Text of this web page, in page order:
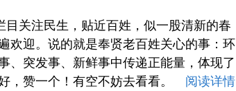
目关注民生，贴近百姓，似一股清新的春
欢迎。说的就是奉贤老百姓关心的事：环
突发事、新鲜事中传递正能量，体现了
，赞一个！有空不妨去看看。
阅读详情